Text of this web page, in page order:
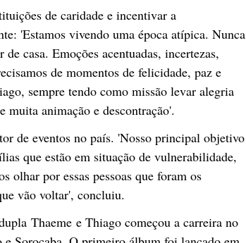
de caridade e incentivar a
'Estamos vivendo uma época atípica. Nunca
casa. Emoções acentuadas, incertezas,
de momentos de felicidade, paz e
sempre tendo como missão levar alegria
muita animação e descontração'.
de eventos no país. 'Nosso principal objetivo
que estão em situação de vulnerabilidade,
olhar por essas pessoas que foram os
vão voltar', concluiu.
Thaeme e Thiago começou a carreira no